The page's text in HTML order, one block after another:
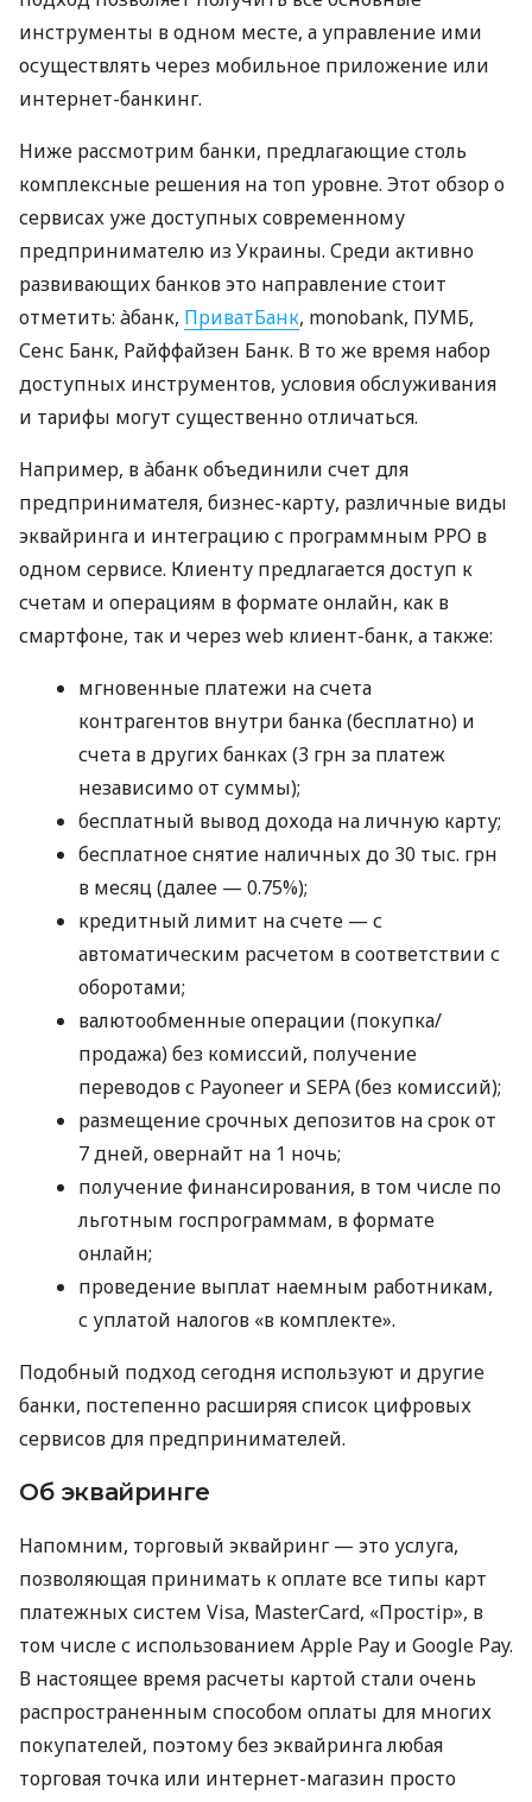
инструменты в одном месте, а управление ими
осуществлять через мобильное приложение или
интернет-банкинг.
Ниже рассмотрим банки, предлагающие столь
комплексные решения на топ уровне. Этот обзор о
сервисах уже доступных современному
предпринимателю из Украины. Среди активно
развивающих банков это направление стоит
отметить: àбанк, ПриватБанк, monobank, ПУМБ,
Сенс Банк, Райффайзен Банк. В то же время набор
доступных инструментов, условия обслуживания
и тарифы могут существенно отличаться.
Например, в àбанк объединили счет для
предпринимателя, бизнес-карту, различные виды
эквайринга и интеграцию с программным РРО в
одном сервисе. Клиенту предлагается доступ к
счетам и операциям в формате онлайн, как в
смартфоне, так и через web клиент-банк, а также:
мгновенные платежи на счета
контрагентов внутри банка (бесплатно) и
счета в других банках (3 грн за платеж
независимо от суммы);
бесплатный вывод дохода на личную карту;
бесплатное снятие наличных до 30 тыс. грн
в месяц (далее — 0.75%);
кредитный лимит на счете — с
автоматическим расчетом в соответствии с
оборотами;
валютообменные операции (покупка/
продажа) без комиссий, получение
переводов с Payoneer и SEPA (без комиссий);
размещение срочных депозитов на срок от
7 дней, овернайт на 1 ночь;
получение финансирования, в том числе по
льготным госпрограммам, в формате
онлайн;
проведение выплат наемным работникам,
с уплатой налогов «в комплекте».
Подобный подход сегодня используют и другие
банки, постепенно расширяя список цифровых
сервисов для предпринимателей.
Об эквайринге
Напомним, торговый эквайринг — это услуга,
позволяющая принимать к оплате все типы карт
платежных систем Visa, MasterCard, «Простір», в
том числе с использованием Apple Pay и Google Pay.
В настоящее время расчеты картой стали очень
распространенным способом оплаты для многих
покупателей, поэтому без эквайринга любая
торговая точка или интернет-магазин просто